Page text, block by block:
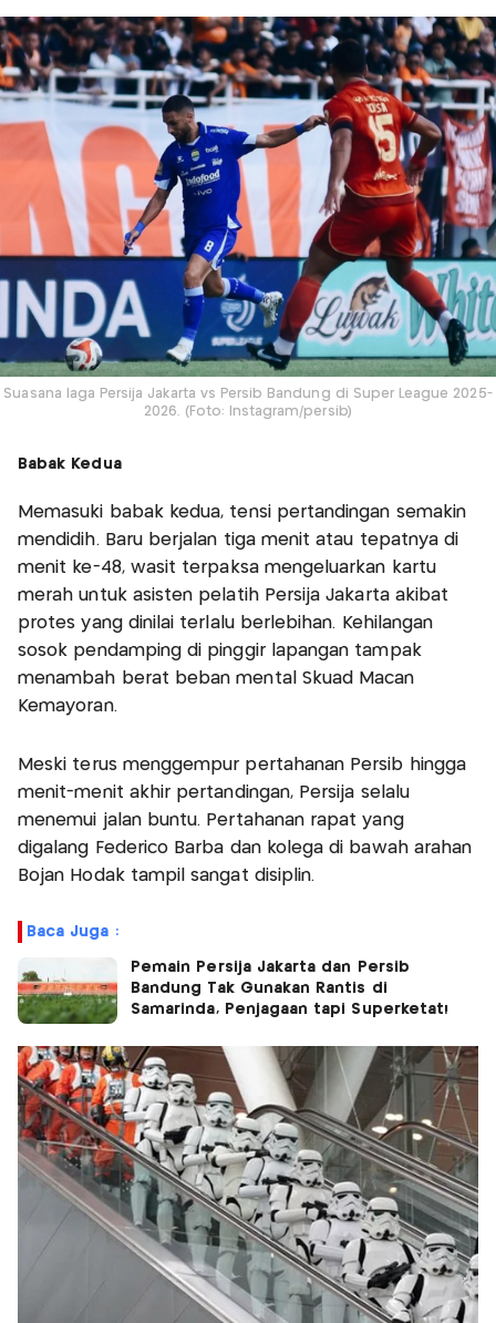
Suasana laga Persija Jakarta vs Persib Bandung di Super League 2025-
2026. (Foto: Instagram/persib)
Babak Kedua
Memasuki babak kedua, tensi pertandingan semakin
mendidih. Baru berjalan tiga menit atau tepatnya di
menit ke-48, wasit terpaksa mengeluarkan kartu
merah untuk asisten pelatih Persija Jakarta akibat
protes yang dinilai terlalu berlebihan. Kehilangan
sosok pendamping di pinggir lapangan tampak
menambah berat beban mental Skuad Macan
Kemayoran.
Meski terus menggempur pertahanan Persib hingga
menit-menit akhir pertandingan, Persija selalu
menemui jalan buntu. Pertahanan rapat yang
digalang Federico Barba dan kolega di bawah arahan
Bojan Hodak tampil sangat disiplin.
Baca Juga :
Pemain Persija Jakarta dan Persib
Bandung Tak Gunakan Rantis di
Samarinda, Penjagaan tapi Superketat!